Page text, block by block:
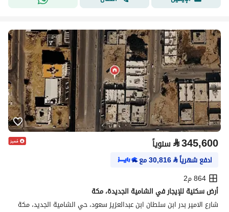
⃁345,600 سنوياً
ادفع شهرياً⃁
30,816مع
864 م2
أرض سكنية للإيجار في الشامية الجديدة، مكة
شارع الامير بدر ابن سلطان ابن عبدالعزيز سعود، حي الشامية الجديد، مكة